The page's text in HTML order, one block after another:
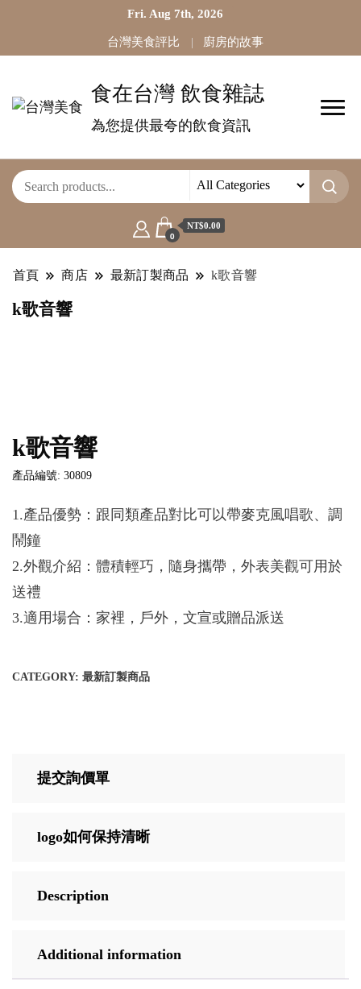
Fri. Aug 7th, 2026
台灣美食評比 廚房的故事
食在台灣 飲食雜誌
為您提供最夸的飲食資訊
0
NT$0.00
首頁 商店 最新訂製商品 k歌音響
k歌音響
k歌音響
產品編號: 30809
1.產品優勢：跟同類產品對比可以帶麥克風唱歌、調
鬧鐘
2.外觀介紹：體積輕巧，隨身攜帶，外表美觀可用於
送禮
3.適用場合：家裡，戶外，文宣或贈品派送
CATEGORY: 最新訂製商品
提交詢價單
logo如何保持清晰
Description
Additional information